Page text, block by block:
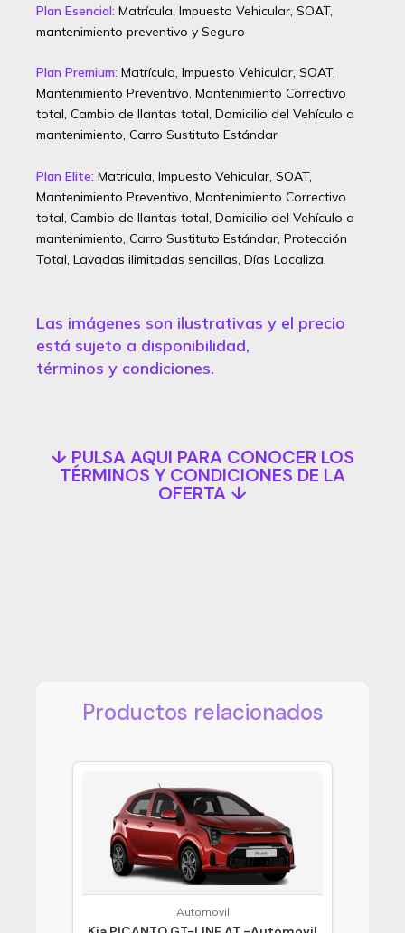
Plan Esencial: Matrícula, Impuesto Vehicular, SOAT,
mantenimiento preventivo y Seguro
Plan Premium: Matrícula, Impuesto Vehicular, SOAT,
Mantenimiento Preventivo, Mantenimiento Correctivo
total, Cambio de llantas total, Domicilio del Vehículo a
mantenimiento, Carro Sustituto Estándar
Plan Elite: Matrícula, Impuesto Vehicular, SOAT,
Mantenimiento Preventivo, Mantenimiento Correctivo
total, Cambio de llantas total, Domicilio del Vehículo a
mantenimiento, Carro Sustituto Estándar, Protección
Total, Lavadas ilimitadas sencillas, Días Localiza.
Las imágenes son ilustrativas y el precio
está sujeto a disponibilidad,
términos y condiciones.
↓ PULSA AQUI PARA CONOCER LOS
TÉRMINOS Y CONDICIONES DE LA
OFERTA ↓
Productos relacionados
Automovil